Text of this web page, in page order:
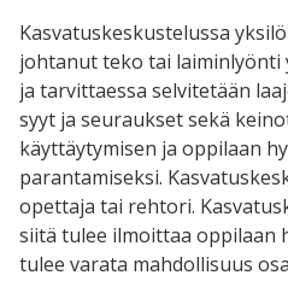
Kasvatuskeskustelussa
johtanut teko tai laiminlyönti
ja tarvittaessa selvitetään
syyt ja seuraukset sekä
käyttäytymisen ja oppilaan
parantamiseksi.
opettaja tai rehtori.
siitä tulee ilmoittaa oppilaan
tulee varata mahdollisuus